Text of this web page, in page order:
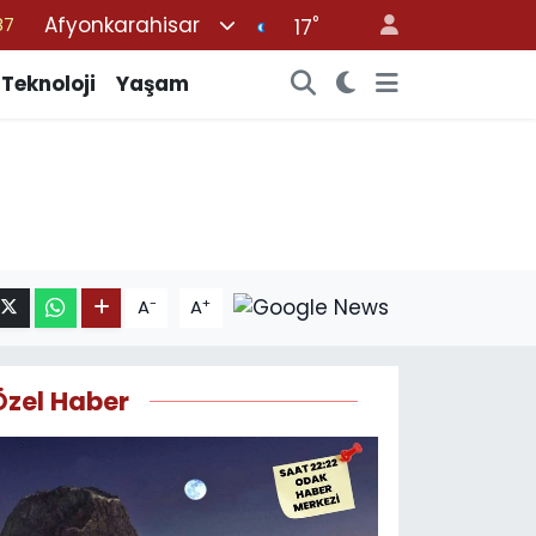
Afyonkarahisar 17°
Teknoloji Yaşam
A- A+
Haber